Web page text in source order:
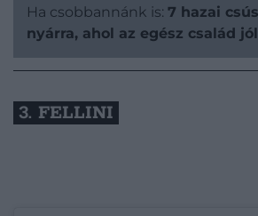
Ha csobbannánk is: 7 hazai
nyárra, ahol az egész család
3. FELLINI